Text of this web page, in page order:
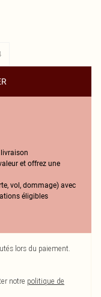
et offrez une
vol, dommage) avec
éligibles
lors du paiement.
notre politique de